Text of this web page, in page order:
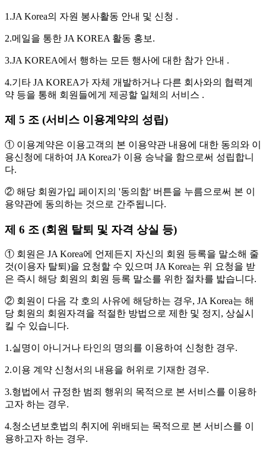
1.JA Korea의 자원 봉사활동 안내 및 신청 .
2.메일을 통한 JA KOREA 활동 홍보.
3.JA KOREA에서 행하는 모든 행사에 대한 참가 안내 .
4.기타 JA KOREA가 자체 개발하거나 다른 회사와의 협력계
약 등을 통해 회원들에게 제공할 일체의 서비스 .
제 5 조 (서비스 이용계약의 성립)
① 이용계약은 이용고객의 본 이용약관 내용에 대한 동의와 이
용신청에 대하여 JA Korea가 이용 승낙을 함으로써 성립합니
다.
② 해당 회원가입 페이지의 '동의함' 버튼을 누름으로써 본 이
용약관에 동의하는 것으로 간주됩니다.
제 6 조 (회원 탈퇴 및 자격 상실 등)
① 회원은 JA Korea에 언제든지 자신의 회원 등록을 말소해 줄
것(이용자 탈퇴)을 요청할 수 있으며 JA Korea는 위 요청을 받
은 즉시 해당 회원의 회원 등록 말소를 위한 절차를 밟습니다.
② 회원이 다음 각 호의 사유에 해당하는 경우, JA Korea는 해
당 회원의 회원자격을 적절한 방법으로 제한 및 정지, 상실시
킬 수 있습니다.
1.실명이 아니거나 타인의 명의를 이용하여 신청한 경우.
2.이용 계약 신청서의 내용을 허위로 기재한 경우.
3.형법에서 규정한 범죄 행위의 목적으로 본 서비스를 이용하
고자 하는 경우.
4.청소년보호법의 취지에 위배되는 목적으로 본 서비스를 이
용하고자 하는 경우.